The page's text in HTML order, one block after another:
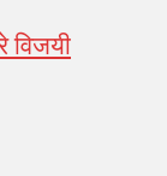
विजयी